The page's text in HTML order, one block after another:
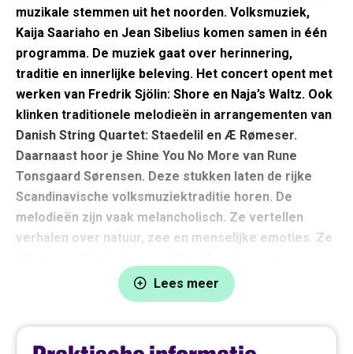
muzikale stemmen uit het noorden. Volksmuziek,
Kaija Saariaho en Jean Sibelius komen samen in één
programma. De muziek gaat over herinnering,
traditie en innerlijke beleving. Het concert opent met
werken van Fredrik Sjölin: Shore en Naja’s Waltz. Ook
klinken traditionele melodieën in arrangementen van
Danish String Quartet: Staedelil en Æ Rømeser.
Daarnaast hoor je Shine You No More van Rune
Tonsgaard Sørensen. Deze stukken laten de rijke
Scandinavische volksmuziektraditie horen. De
melodieën zijn vaak melancholisch. Ze vertellen
verhalen over natuur, zee en menselijke emoties. Ze
Na de pauze klinkt het Strijkkwartet in d klein, op. 56
een intiem gesprek tussen stemmen uit verleden en
Lees meer